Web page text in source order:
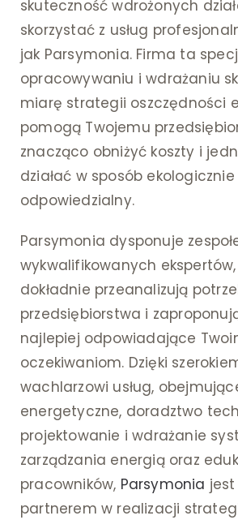
skuteczność wdrożonych
skorzystać z usług
jak Parsymonia. Firma ta
opracowywaniu i wdrażaniu
miarę strategii oszczędności
pomogą Twojemu
znacząco obniżyć koszty i
działać w sposób ekologicznie
odpowiedzialny.
Parsymonia dysponuje
wykwalifikowanych
dokładnie przeanalizują
przedsiębiorstwa i
najlepiej odpowiadające
oczekiwaniom. Dzięki
wachlarzowi usług,
energetyczne, doradztwo
projektowanie i wdrażanie
zarządzania energią oraz
pracowników, Parsymonia
partnerem w realizacji